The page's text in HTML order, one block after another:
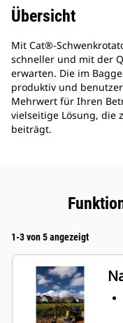
Übersicht
Mit Cat®-
schneller und mit der
erwarten. Die im
produktiv und
Mehrwert für Ihren
vielseitige Lösung, die
beiträgt.
1-3 von 5 angezeigt